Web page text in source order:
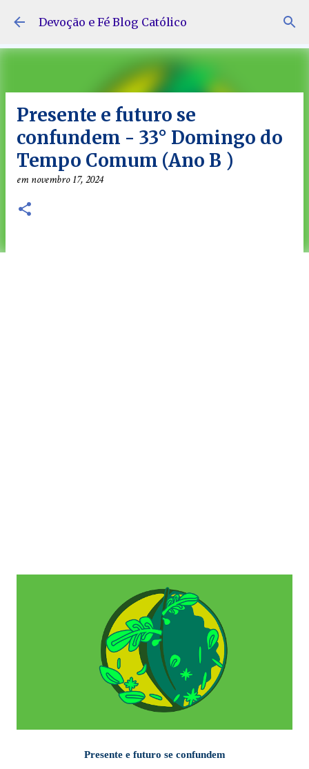
Pular para o conteúdo principal
Devoção e Fé Blog Católico
Presente e futuro se
confundem - 33° Domingo do
Tempo Comum (Ano B )
emnovembro 17, 2024
Presente e futuro se confundem